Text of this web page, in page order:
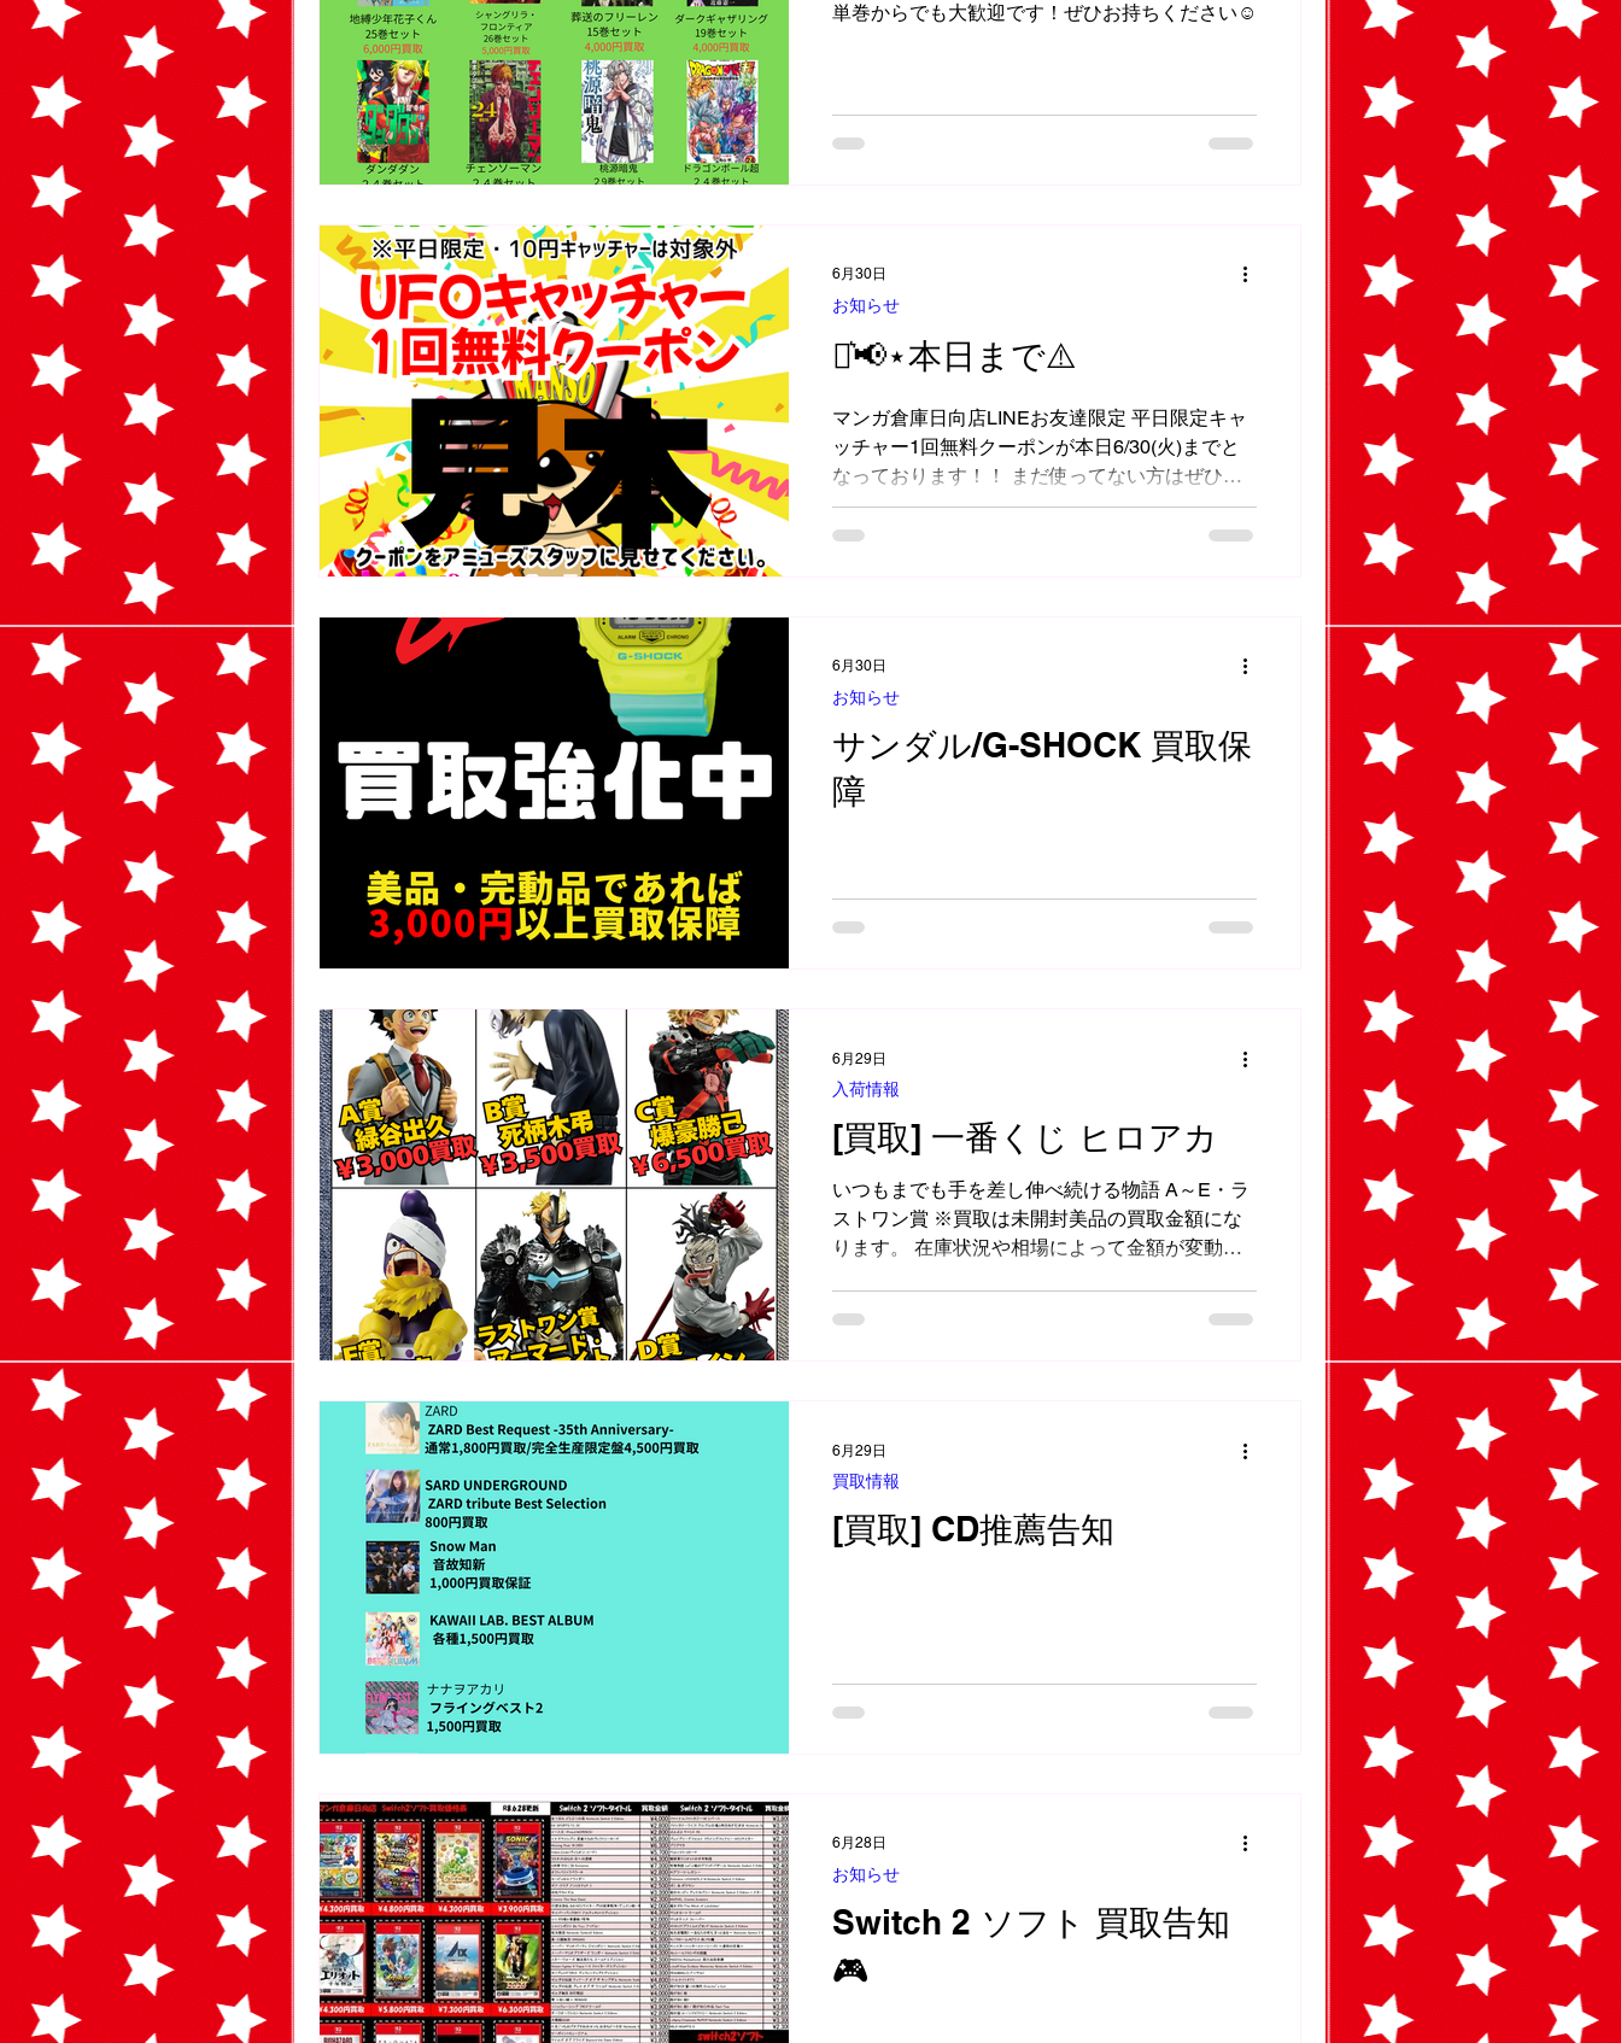
単巻からでも大歓迎です！ぜひお持ちください☺
⋆͛📢⋆本日まで⚠️
マンガ倉庫日向店LINEお友達限定 平日限定キャ
ッチャー1回無料クーポンが本日6/30(火)までと
なっております！！ まだ使ってない方はぜひご
利用ください✨ 毎月2回ほどお得なお知らせや
LINE限定クーポンが届きますよ！ お友達登録は
お知らせ
6月30日
サンダル/G-SHOCK 買取保
障
お知らせ
6月30日
[買取] 一番くじ ヒロアカ
いつもまでも手を差し伸べ続ける物語 A～E・ラ
ストワン賞 ※買取は未開封美品の買取金額にな
ります。 在庫状況や相場によって金額が変動・
入荷情報
6月29日
[買取] CD推薦告知
買取情報
6月29日
Switch 2 ソフト 買取告知
🎮
お知らせ
6月28日